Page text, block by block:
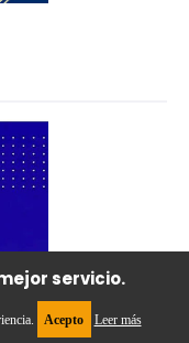
servicio.
Acepto Leer más